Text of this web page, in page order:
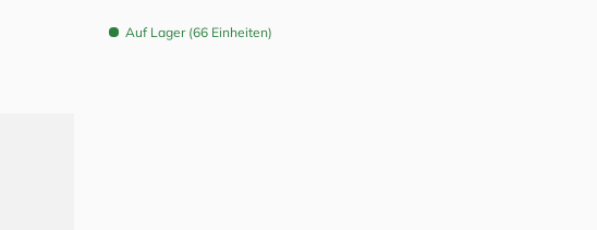
Auf Lager (66 Einheiten)